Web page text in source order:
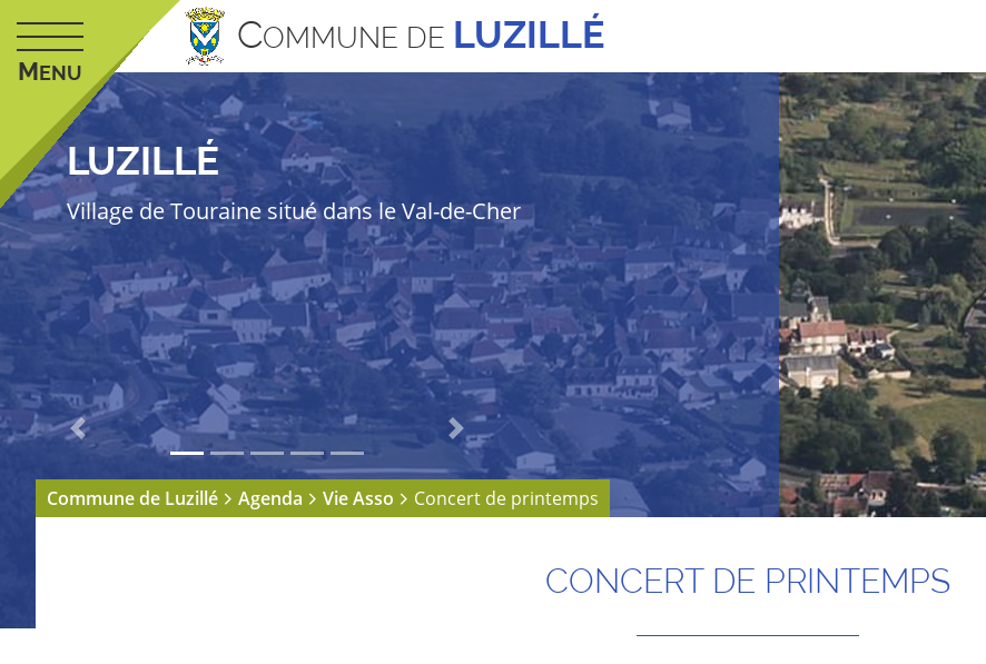
MENU
COMMUNE DE LUZILLÉ
LUZILLÉ
Village de Touraine situé dans le Val-de-Cher
Previous Next
Commune de Luzillé Agenda Vie Asso Concert de printemps
CONCERT DE PRINTEMPS